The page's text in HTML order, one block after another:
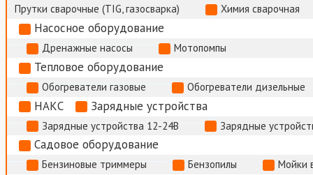
Прутки сварочные (TIG, газосварка)
Химия сварочная
Насосное оборудование
Дренажные насосы Мотопомпы
Тепловое оборудование
Обогреватели газовые Обогреватели дизельные
НАКС Зарядные устройства
Зарядные устройства 12-24В Зарядные
Садовое оборудование
Бензиновые триммеры Бензопилы Мойки